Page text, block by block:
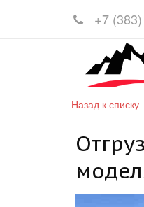
+7 (383)
Назад к списку